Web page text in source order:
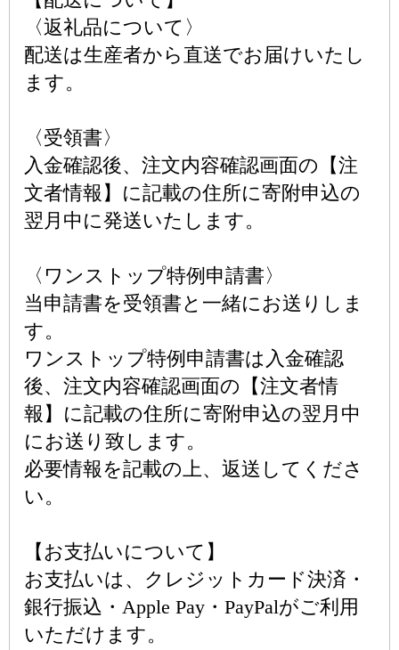
〈返礼品について〉
配送は生産者から直送でお届けいたし
ます。
〈受領書〉
入金確認後、注文内容確認画面の【注
文者情報】に記載の住所に寄附申込の
翌月中に発送いたします。
〈ワンストップ特例申請書〉
当申請書を受領書と一緒にお送りしま
す。
ワンストップ特例申請書は入金確認
後、注文内容確認画面の【注文者情
報】に記載の住所に寄附申込の翌月中
にお送り致します。
必要情報を記載の上、返送してくださ
い。
【お支払いについて】
お支払いは、クレジットカード決済・
銀行振込・Apple Pay・PayPalがご利用
いただけます。